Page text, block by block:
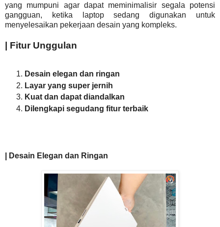
yang mumpuni agar dapat meminimalisir segala potensi
gangguan, ketika laptop sedang digunakan untuk
menyelesaikan pekerjaan desain yang kompleks.
| Fitur Unggulan
Desain elegan dan ringan
Layar yang super jernih
Kuat dan dapat diandalkan
Dilengkapi segudang fitur terbaik
| Desain Elegan dan Ringan